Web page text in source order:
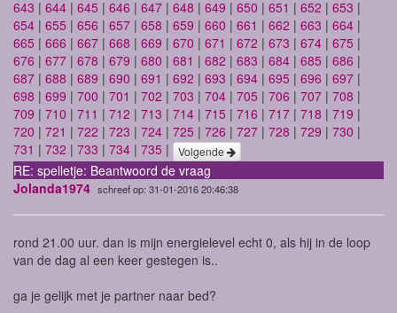
643 | 644 | 645 | 646 | 647 | 648 | 649 | 650 | 651 | 652 | 653 |
654 | 655 | 656 | 657 | 658 | 659 | 660 | 661 | 662 | 663 | 664 |
665 | 666 | 667 | 668 | 669 | 670 | 671 | 672 | 673 | 674 | 675 |
676 | 677 | 678 | 679 | 680 | 681 | 682 | 683 | 684 | 685 | 686 |
687 | 688 | 689 | 690 | 691 | 692 | 693 | 694 | 695 | 696 | 697 |
698 | 699 | 700 | 701 | 702 | 703 | 704 | 705 | 706 | 707 | 708 |
709 | 710 | 711 | 712 | 713 | 714 | 715 | 716 | 717 | 718 | 719 |
720 | 721 | 722 | 723 | 724 | 725 | 726 | 727 | 728 | 729 | 730 |
731 | 732 | 733 | 734 | 735 | Volgende
RE: spelletje: Beantwoord de vraag
Jolanda1974 schreef op: 31-01-2016 20:46:38
rond 21.00 uur. dan is mijn energielevel echt 0, als hij in de loop
van de dag al een keer gestegen is..
ga je gelijk met je partner naar bed?